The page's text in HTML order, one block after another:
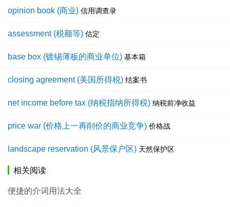
opinion book (商业) 信用调查录
assessment (税额等) 估定
base box (镀锡薄板的商业单位) 基本箱
closing agreement (美国所得税) 结案书
net income before tax (纳税指纳所得税) 纳税前净收益
price war (价格上一再削价的商业竞争) 价格战
landscape reservation (风景保户区) 天然保护区
相关阅读
便捷的介词用法大全